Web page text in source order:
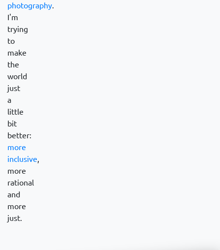
photography.
I'm
trying
to
make
the
world
just
a
little
bit
better:
more
inclusive,
more
rational
and
more
just.